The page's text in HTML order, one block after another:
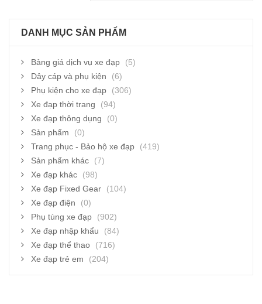
DANH MỤC SẢN PHẨM
Bảng giá dịch vụ xe đạp
(5)
Dây cáp và phụ kiện
(6)
Phụ kiện cho xe đạp
(306)
Xe đạp thời trang
(94)
Xe đạp thông dụng
(0)
Sản phẩm
(0)
Trang phục - Bảo hộ xe đạp
(419)
Sản phẩm khác
(7)
Xe đạp khác
(98)
Xe đạp Fixed Gear
(104)
Xe đạp điện
(0)
Phụ tùng xe đạp
(902)
Xe đạp nhập khẩu
(84)
Xe đạp thể thao
(716)
Xe đạp trẻ em
(204)